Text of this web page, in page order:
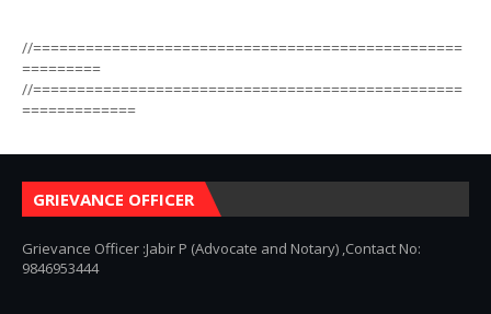
//=================================================
=========
//=================================================
=============
GRIEVANCE OFFICER
Grievance Officer :Jabir P (Advocate and Notary) ,Contact No:
9846953444